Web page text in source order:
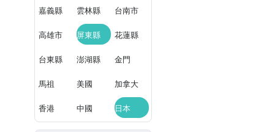
嘉義縣 雲林縣 台南市
高雄市 屏東縣 花蓮縣
台東縣 澎湖縣 金門
馬祖 美國 加拿大
香港 中國 日本